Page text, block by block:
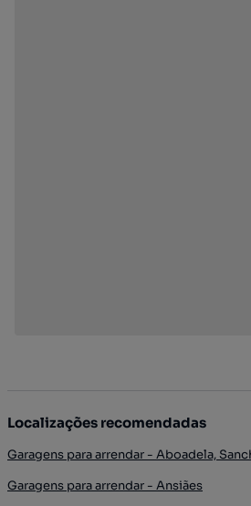
Localizações recomendadas
Garagens para arrendar - Aboadela,
Garagens para arrendar - Ansiães